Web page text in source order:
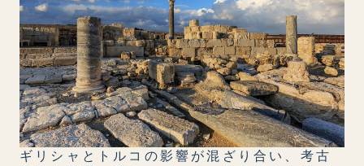
ギリシャとトルコの影響が混ざり合い、考古